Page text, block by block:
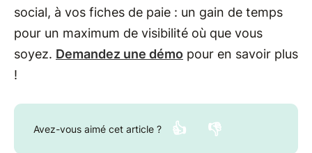
social, à vos fiches de paie : un gain de temps
pour un maximum de visibilité où que vous
soyez. Demandez une démo pour en savoir plus
!
Avez-vous aimé cet article ? 👍 👎